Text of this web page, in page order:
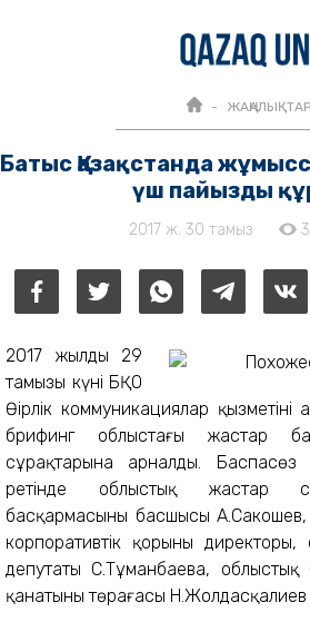
ЖАҢАЛЫҚТАР
Батыс Қазақстанда
үш пайызды
2017 ж. 30 тамыз
2017 жылдың 29
тамызы күні БҚО
Өңірлік коммуникациялар қызметінің
брифинг облыстағы жастар
сұрақтарына арналды. Баспасөз
ретінде облыстық жастар
басқармасының басшысы
корпоративтік қорының директоры,
депутаты С.Тұманбаева,
қанатының төрағасы